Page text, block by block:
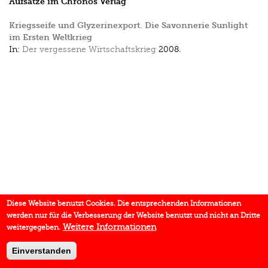
Kriegsseife und Glyzerinexport. Die Savonnerie Sunlight
im Ersten Weltkrieg
In: Der vergessene Wirtschaftskrieg 2008.
Diese Website benutzt Cookies. Die entsprechenden Informationen
werden nur für die Verbesserung der Website benutzt und nicht an Dritte
weitergegeben. Weitere Informationen
Einverstanden